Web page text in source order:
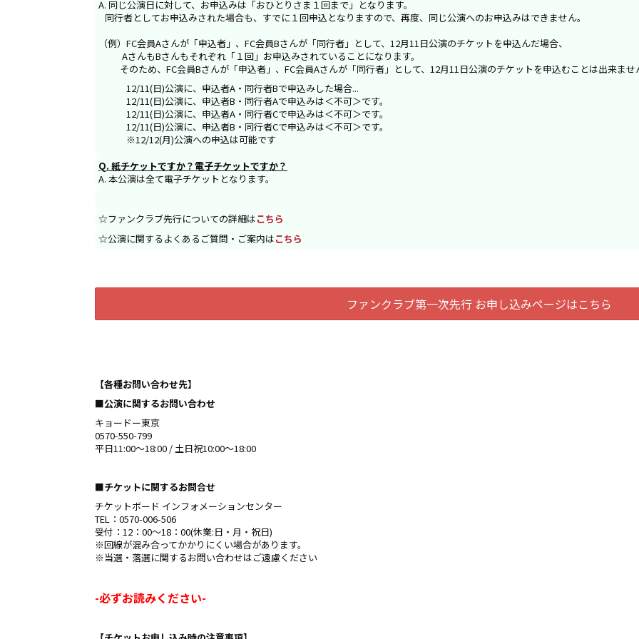
A. 同じ公演日に対して、お申込みは「おひとりさま１回まで」となります。
同行者としてお申込みされた場合も、すでに１回申込となりますので、再度、同じ公演へのお申込みはできません。
（例）FC会員Aさんが「申込者」、FC会員Bさんが「同行者」として、12月11日公演のチケットを申込んだ場合、
AさんもBさんもそれぞれ「１回」お申込みされていることになります。
そのため、FC会員Bさんが「申込者」、FC会員Aさんが「同行者」として、12月11日公演のチケットを申込むことは出来ませ
12/11(日)公演に、申込者A・同行者Bで申込みした場合...
12/11(日)公演に、申込者B・同行者Aで申込みは＜不可＞です。
12/11(日)公演に、申込者A・同行者Cで申込みは＜不可＞です。
12/11(日)公演に、申込者B・同行者Cで申込みは＜不可＞です。
※12/12(月)公演への申込は可能です
Q. 紙チケットですか？電子チケットですか？
A. 本公演は全て電子チケットとなります。
☆ファンクラブ先行についての詳細はこちら
☆公演に関するよくあるご質問・ご案内はこちら
ファンクラブ第一次先行 お申し込みページはこちら
【各種お問い合わせ先】
■公演に関するお問い合わせ
キョードー東京
0570-550-799
平日11:00〜18:00 / 土日祝10:00〜18:00
■チケットに関するお問合せ
チケットボード インフォメーションセンター
TEL：0570-006-506
受付：12：00～18：00(休業:日・月・祝日)
※回線が混み合ってかかりにくい場合があります。
※当選・落選に関するお問い合わせはご遠慮ください
-必ずお読みください-